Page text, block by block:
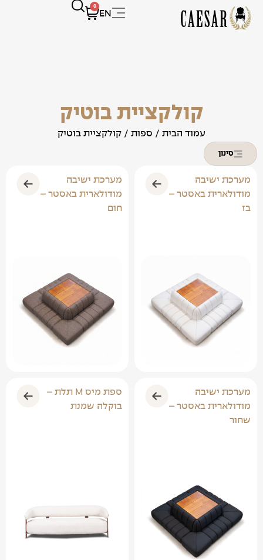
EN
0
קולקציית בוטיק
עמוד הבית / ספות / קולקציית בוטיק
סינון
מערכת ישיבה
מודולארית באסטר –
בז
מערכת ישיבה
מודולארית באסטר –
חום
מערכת ישיבה
מודולארית באסטר –
שחור
ספת מיס M תלת –
בוקלה שמנת